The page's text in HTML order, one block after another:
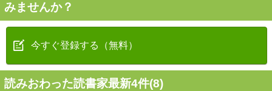
みませんか？
今すぐ登録する（無料）
読みおわった読書家最新4件(8)